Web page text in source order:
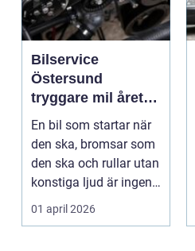
Bilservice
Östersund
tryggare mil året
runt
En bil som startar när
den ska, bromsar som
den ska och rullar utan
konstiga ljud är ingen
självklar...
01 april 2026